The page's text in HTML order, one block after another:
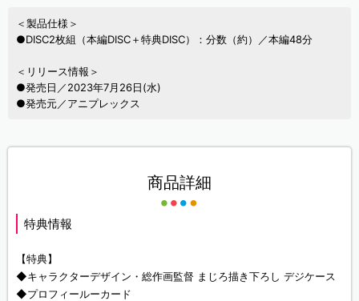
＜製品仕様＞
●DISC2枚組（本編DISC＋特典DISC）：分数（約）／本編48分
＜リリース情報＞
●発売日／2023年7月26日(水)
●発売元／アニプレックス
商品詳細
特典情報
【特典】
◆キャラクターデザイン・総作画監督 まじろ描き下ろし デジケース
◆プロフィールーカード